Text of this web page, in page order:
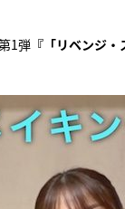
1弾 『「リベンジ